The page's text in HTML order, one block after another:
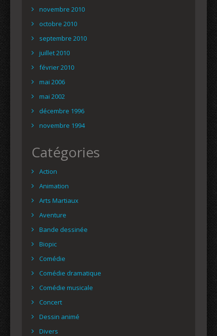
novembre 2010
octobre 2010
septembre 2010
juillet 2010
février 2010
mai 2006
mai 2002
décembre 1996
novembre 1994
Catégories
Action
Animation
Arts Martiaux
Aventure
Bande dessinée
Biopic
Comédie
Comédie dramatique
Comédie musicale
Concert
Dessin animé
Divers